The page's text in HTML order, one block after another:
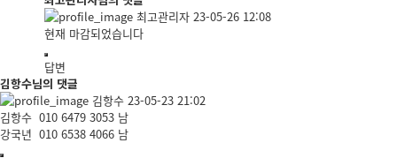
최고관리자 23-05-26 12:08
현재 마감되었습니다
답변
김항수님의 댓글
김항수 23-05-23 21:02
김항수 010 6479 3053 남
강국년 010 6538 4066 남